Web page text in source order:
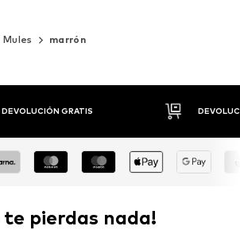
Mules marrón
HASTA 30 DÍAS
te pierdas nada!